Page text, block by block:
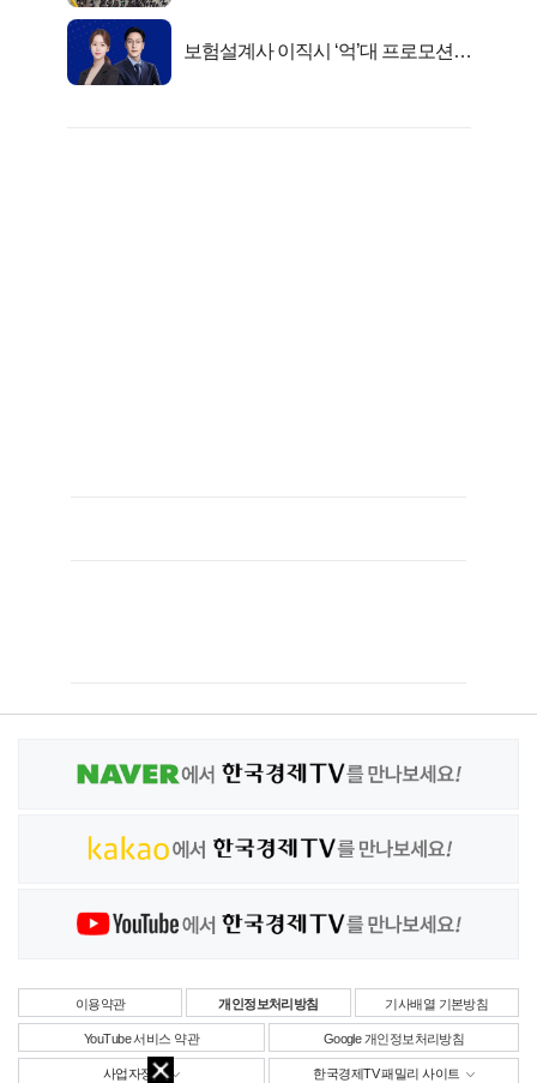
보험설계사 이직시 ‘억’대 프로모션!
이용약관 개인정보처리방침 기사배열 기본방침
YouTube 서비스 약관 Google 개인정보처리방침
사업자정보 한국경제TV 패밀리 사이트